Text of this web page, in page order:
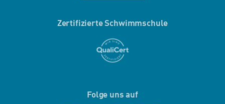
Zertifizierte Schwimmschule
Folge uns auf